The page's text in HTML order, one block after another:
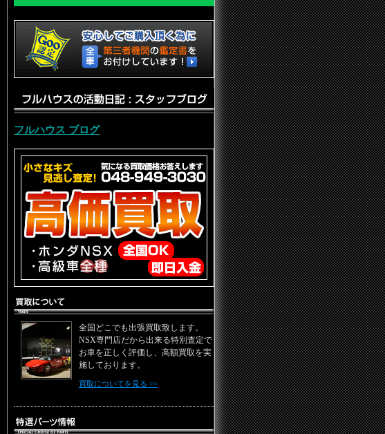
フルハウス ブログ
全国どこでも出張買取致します。
NSX専門店だから出来る特別査定で
お車を正しく評価し、高額買取を実
施しております。
買取についてを見る >>